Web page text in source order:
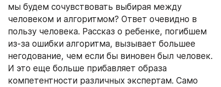
мы будем сочувствовать выбирая между
человеком и алгоритмом? Ответ очевидно в
пользу человека. Рассказ о ребенке, погибшем
из-за ошибки алгоритма, вызывает большее
негодование, чем если бы виновен был человек.
И это еще больше прибавляет образа
компетентности различных экспертам. Само